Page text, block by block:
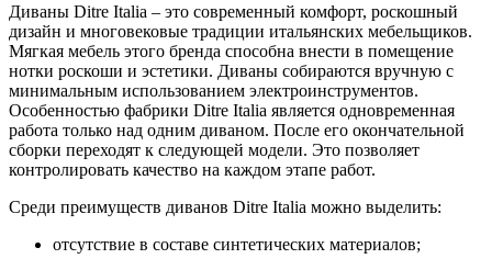
Диваны Ditre Italia – это современный комфорт, роскошный
дизайн и многовековые традиции итальянских мебельщиков.
Мягкая мебель этого бренда способна внести в помещение
нотки роскоши и эстетики. Диваны собираются вручную с
минимальным использованием электроинструментов.
Особенностью фабрики Ditre Italia является одновременная
работа только над одним диваном. После его окончательной
сборки переходят к следующей модели. Это позволяет
контролировать качество на каждом этапе работ.
Среди преимуществ диванов Ditre Italia можно выделить:
отсутствие в составе синтетических материалов;